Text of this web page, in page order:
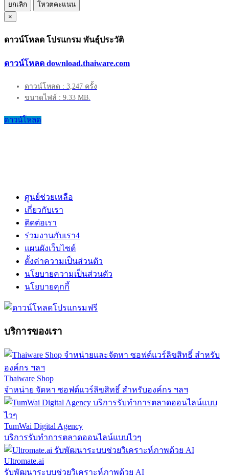
ยกเลิก
โหวตคะแนน
×
ดาวน์โหลด โปรแกรม พันธุ์ประวัติ
ดาวน์โหลด download.thaiware.com
ดาวน์โหลด : 3,247 ครั้ง
ขนาดไฟล์ : 9.33 MB.
ดาวน์โหลด
ศูนย์ช่วยเหลือ
เกี่ยวกับเรา
ติดต่อเรา
ร่วมงานกับเรา4
แผนผังเว็บไซต์
ตั้งค่าความเป็นส่วนตัว
นโยบายความเป็นส่วนตัว
นโยบายคุกกี้
บริการของเรา
Thaiware Shop
จำหน่าย จัดหา ซอฟต์แวร์ลิขสิทธิ์ สำหรับองค์กร ฯลฯ
TumWai Digital Agency
บริการรับทำการตลาดออนไลน์แบบไวๆ
Ultromate.ai
รับพัฒนาระบบช่วยวิเคราะห์ภาพด้วย AI